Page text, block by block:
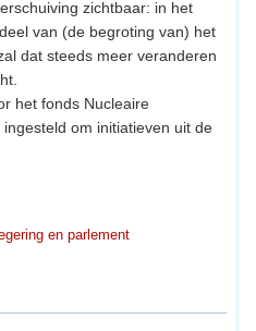
zichtbaar: in het
van (de begroting van) het
dat steeds meer veranderen
het fonds Nucleaire
om initiatieven uit de
en parlement